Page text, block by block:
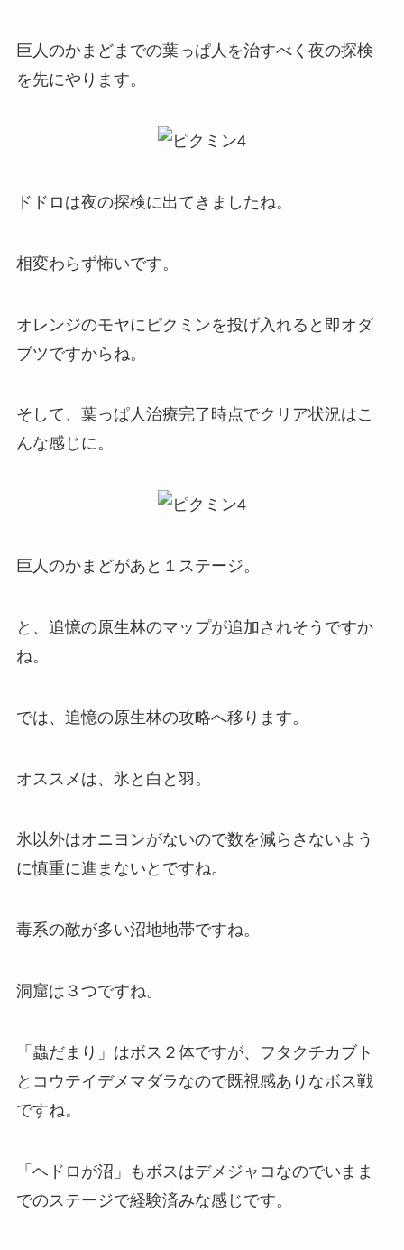
巨人のかまどまでの葉っぱ人を治すべく夜の探検
を先にやります。
ドドロは夜の探検に出てきましたね。
相変わらず怖いです。
オレンジのモヤにピクミンを投げ入れると即オダ
ブツですからね。
そして、葉っぱ人治療完了時点でクリア状況はこ
んな感じに。
巨人のかまどがあと１ステージ。
と、追憶の原生林のマップが追加されそうですか
ね。
では、追憶の原生林の攻略へ移ります。
オススメは、氷と白と羽。
氷以外はオニヨンがないので数を減らさないよう
に慎重に進まないとですね。
毒系の敵が多い沼地地帯ですね。
洞窟は３つですね。
「蟲だまり」はボス２体ですが、フタクチカブト
とコウテイデメマダラなので既視感ありなボス戦
ですね。
「ヘドロが沼」もボスはデメジャコなのでいまま
でのステージで経験済みな感じです。